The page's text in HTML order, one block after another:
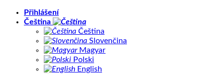
PřeskočitPřihlášení
Čeština
Čeština
Slovenčina
Magyar
Polski
English